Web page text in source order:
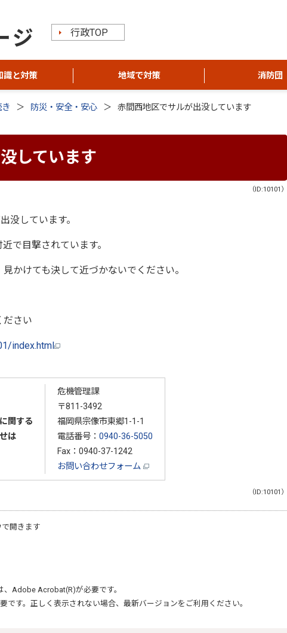
行政TOP
識と対策 地域で対策 消防団
防災・安全・安心 赤間西地区でサルが出没しています
しています
（ID:10101）
没しています。
で目撃されています。
かけても決して近づかないでください。
さい
index.html
関する
は
危機管理課
〒811-3492
福岡県宗像市東郷1-1-1
電話番号： 0940-36-5050
Fax：0940-37-1242
お問い合わせフォーム
（ID:10101）
開きます
Adobe Acrobat(R)が必要です。
です。正しく表示されない場合、最新バージョンをご利用ください。